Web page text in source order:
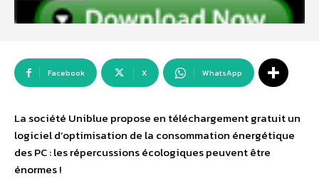
Facebook X WhatsApp
La société Uniblue propose en téléchargement gratuit un
logiciel d’optimisation de la consommation énergétique
des PC : les répercussions écologiques peuvent être
énormes !